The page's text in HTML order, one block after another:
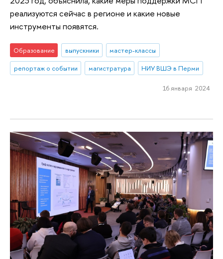
реализуются сейчас в регионе и какие новые
инструменты появятся.
Образование выпускники
мастер-классы
репортаж о событии
магистратура НИУ ВШЭ в Перми
16 января 2024